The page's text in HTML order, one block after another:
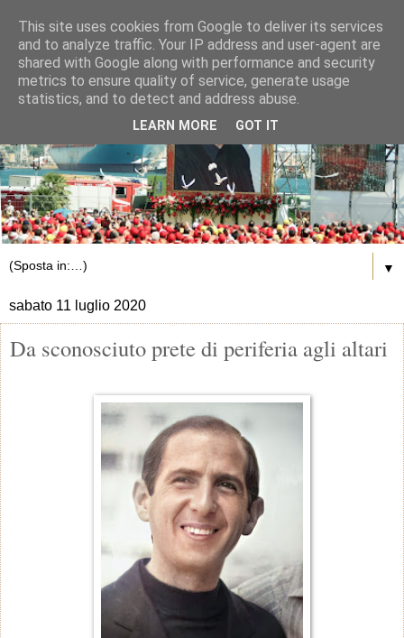
▼
sabato 11 luglio 2020
Da sconosciuto prete di periferia agli altari
This site uses cookies from Google to deliver its services
and to analyze traffic. Your IP address and user-agent are
shared with Google along with performance and security
metrics to ensure quality of service, generate usage
statistics, and to detect and address abuse.
LEARN MORE GOT IT